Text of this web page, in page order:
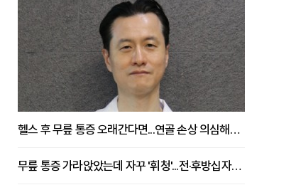
헬스 후 무릎 통증 오래간다면...연골 손상 의심해야 [김상범 원장 칼럼]
무릎 통증 가라앉았는데 자꾸 '휘청'...전·후방십자인대 파열 확인해야 [곽우경 원장 칼럼]